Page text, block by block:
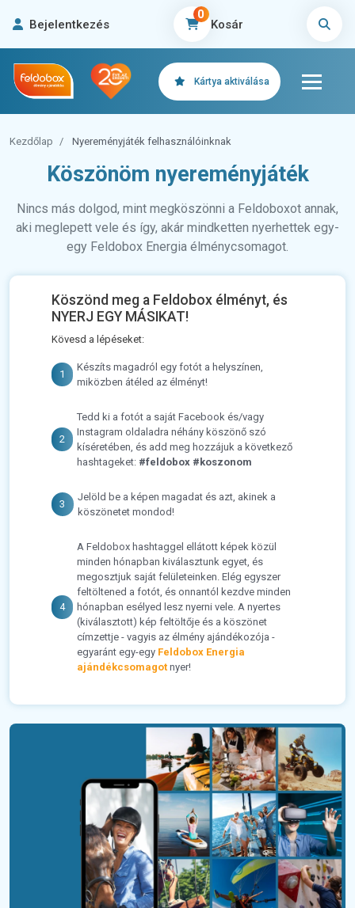
Bejelentkezés Kosár
0
Kártya aktiválása
Kezdőlap Nyereményjáték felhasználóinknak
Köszönöm nyereményjáték
Nincs más dolgod, mint megköszönni a Feldoboxot annak,
aki meglepett vele és így, akár mindketten nyerhettek egy-
egy Feldobox Energia élménycsomagot.
Köszönd meg a Feldobox élményt, és
NYERJ EGY MÁSIKAT!
Kövesd a lépéseket:
Készíts magadról egy fotót a helyszínen,
miközben átéled az élményt!
Tedd ki a fotót a saját Facebook és/vagy
Instagram oldaladra néhány köszönő szó
kíséretében, és add meg hozzájuk a következő
hashtageket: #feldobox #koszonom
Jelöld be a képen magadat és azt, akinek a
köszönetet mondod!
A Feldobox hashtaggel ellátott képek közül
minden hónapban kiválasztunk egyet, és
megosztjuk saját felületeinken. Elég egyszer
feltöltened a fotót, és onnantól kezdve minden
hónapban esélyed lesz nyerni vele. A nyertes
(kiválasztott) kép feltöltője és a köszönet
címzettje - vagyis az élmény ajándékozója -
egyaránt egy-egy Feldobox Energia
ajándékcsomagotnyer!